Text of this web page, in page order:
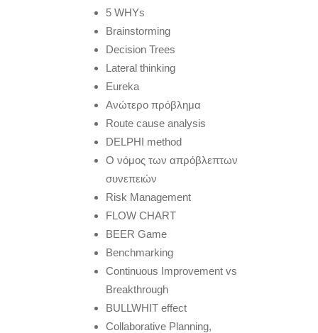
5 WHYs
Brainstorming
Decision Trees
Lateral thinking
Eureka
Ανώτερο πρόβλημα
Route cause analysis
DELPHI method
Ο νόμος των απρόβλεπτων
συνεπειών
Risk Management
FLOW CHART
BEER Game
Benchmarking
Continuous Improvement vs
Breakthrough
BULLWHIT effect
Collaborative Planning,